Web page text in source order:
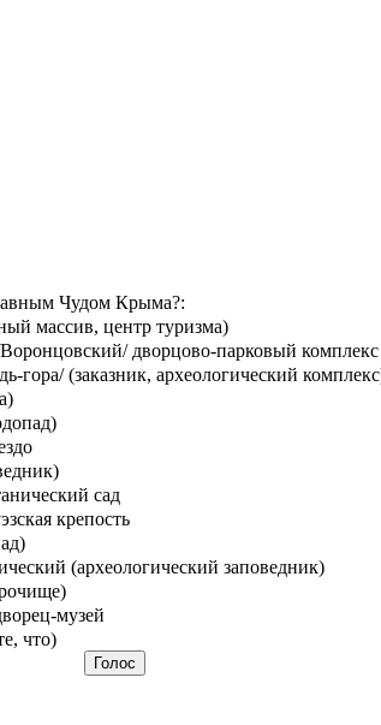
Чудом Крыма?:
массив, центр туризма)
дворцово-парковый комплекс
гора/ (заказник, археологический
сад
крепость
(археологический заповедник)
музей
что)